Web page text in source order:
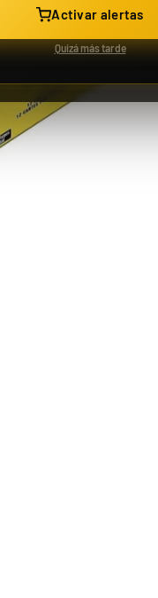
Case 150 Sobre McDonald
Jose Cruz Galindo-Resendiz
Activar alertas
Quizá más tarde